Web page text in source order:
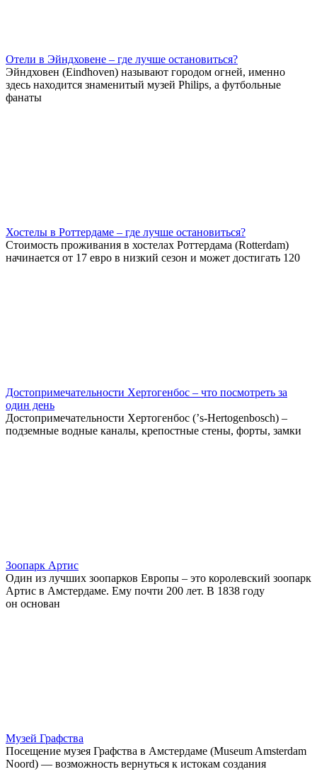
Отели в Эйндховене – где лучше остановиться?
Эйндховен (Eindhoven) называют городом огней, именно
здесь находится знаменитый музей Philips, а футбольные
фанаты
Хостелы в Роттердаме – где лучше остановиться?
Стоимость проживания в хостелах Роттердама (Rotterdam)
начинается от 17 евро в низкий сезон и может достигать 120
Достопримечательности Хертогенбос – что посмотреть за
один день
Достопримечательности Хертогенбос (’s-Hertogenbosch) –
подземные водные каналы, крепостные стены, форты, замки
Зоопарк Артис
Один из лучших зоопарков Европы – это королевский зоопарк
Артис в Амстердаме. Ему почти 200 лет. В 1838 году
он основан
Музей Графства
Посещение музея Графства в Амстердаме (Museum Amsterdam
Noord) — возможность вернуться к истокам создания